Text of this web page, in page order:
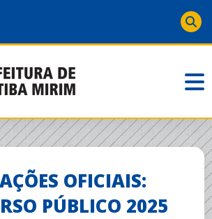
OFICIAIS:
PÚBLICO 2025